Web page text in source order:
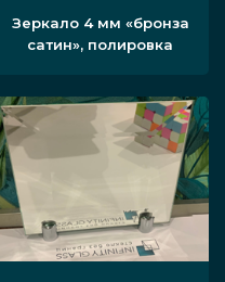
Зеркало 4 мм «бронза
сатин», полировка